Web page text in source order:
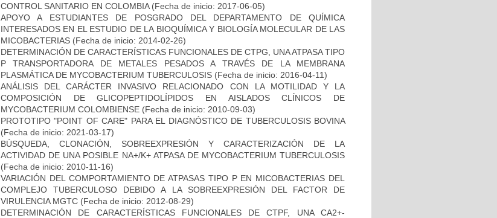
CONTROL SANITARIO EN COLOMBIA(Fecha de inicio: 2017-06-05)
APOYO A ESTUDIANTES DE POSGRADO DEL DEPARTAMENTO DE QUÍMICA
INTERESADOS EN EL ESTUDIO DE LA BIOQUÍMICA Y BIOLOGÍA MOLECULAR DE LAS
MICOBACTERIAS (Fecha de inicio: 2014-02-26)
DETERMINACIÓN DE CARACTERÍSTICAS FUNCIONALES DE CTPG, UNA ATPASA TIPO
P TRANSPORTADORA DE METALES PESADOS A TRAVÉS DE LA MEMBRANA
PLASMÁTICA DE MYCOBACTERIUM TUBERCULOSIS (Fecha de inicio: 2016-04-11)
ANÁLISIS DEL CARÁCTER INVASIVO RELACIONADO CON LA MOTILIDAD Y LA
COMPOSICIÓN DE GLICOPEPTIDOLÍPIDOS EN AISLADOS CLÍNICOS DE
MYCOBACTERIUM COLOMBIENSE (Fecha de inicio: 2010-09-03)
PROTOTIPO "POINT OF CARE" PARA EL DIAGNÓSTICO DE TUBERCULOSIS BOVINA
(Fecha de inicio: 2021-03-17)
BÚSQUEDA, CLONACIÓN, SOBREEXPRESIÓN Y CARACTERIZACIÓN DE LA
ACTIVIDAD DE UNA POSIBLE NA+/K+ ATPASA DE MYCOBACTERIUM TUBERCULOSIS
(Fecha de inicio: 2010-11-16)
VARIACIÓN DEL COMPORTAMIENTO DE ATPASAS TIPO P EN MICOBACTERIAS DEL
COMPLEJO TUBERCULOSO DEBIDO A LA SOBREEXPRESIÓN DEL FACTOR DE
VIRULENCIA MGTC (Fecha de inicio: 2012-08-29)
DETERMINACIÓN DE CARACTERÍSTICAS FUNCIONALES DE CTPF, UNA CA2+-